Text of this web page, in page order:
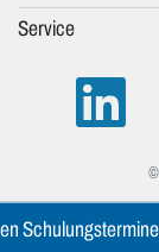
Service
©